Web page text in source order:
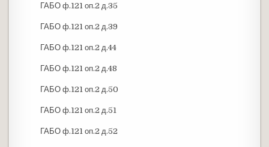
ГАБО ф.121 оп.2 д.35
ГАБО ф.121 оп.2 д.39
ГАБО ф.121 оп.2 д.44
ГАБО ф.121 оп.2 д.48
ГАБО ф.121 оп.2 д.50
ГАБО ф.121 оп.2 д.51
ГАБО ф.121 оп.2 д.52